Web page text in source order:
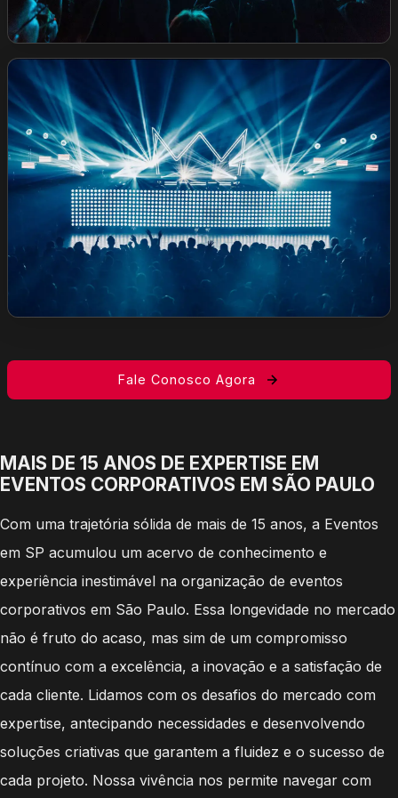
Fale Conosco Agora
MAIS DE 15 ANOS DE EXPERTISE EM
EVENTOS CORPORATIVOS EM SÃO PAULO
Com uma trajetória sólida de mais de 15 anos, a Eventos
em SP acumulou um acervo de conhecimento e
experiência inestimável na organização de eventos
corporativos em São Paulo. Essa longevidade no mercado
não é fruto do acaso, mas sim de um compromisso
contínuo com a excelência, a inovação e a satisfação de
cada cliente. Lidamos com os desafios do mercado com
expertise, antecipando necessidades e desenvolvendo
soluções criativas que garantem a fluidez e o sucesso de
cada projeto. Nossa vivência nos permite navegar com